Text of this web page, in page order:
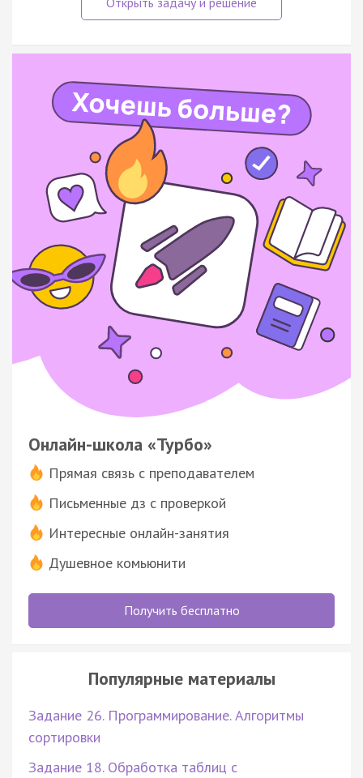
Онлайн-школа «Турбо»
Прямая связь с преподавателем
Письменные дз с проверкой
Интересные онлайн-занятия
Душевное комьюнити
Получить бесплатно
Популярные материалы
Задание 26. Программирование. Алгоритмы
сортировки
Задание 18. Обработка таблиц с